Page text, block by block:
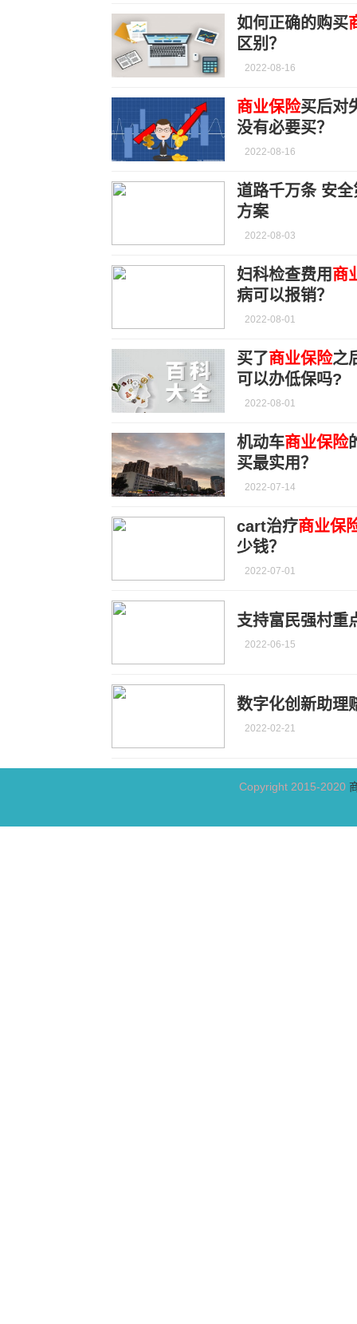
如何正确的购买
区别？
2022-08-16
商业保险买后对
没有必要买？
2022-08-16
道路千万条 安
方案
2022-08-03
妇科检查费用商
病可以报销？
2022-08-01
买了商业保险之
可以办低保吗?
2022-08-01
机动车商业保险
买最实用？
2022-07-14
cart治疗商业保
少钱？
2022-07-01
支持富民强村重
2022-06-15
数字化创新助理
2022-02-21
Copyright 2015-2020